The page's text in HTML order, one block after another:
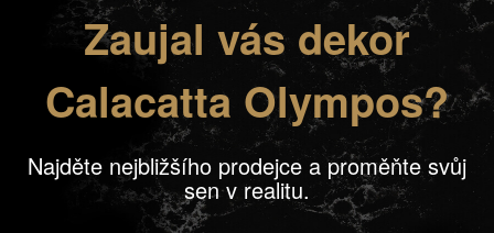
Zaujal vás dekor
Calacatta Olympos?
Najděte nejbližšího prodejce a proměňte svůj
sen v realitu.